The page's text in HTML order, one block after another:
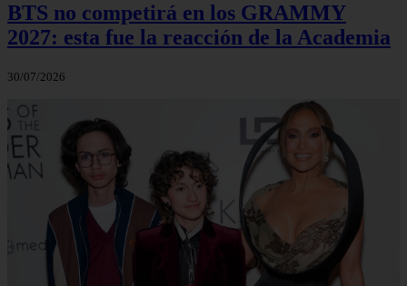
BTS no competirá en los GRAMMY
2027: esta fue la reacción de la Academia
30/07/2026